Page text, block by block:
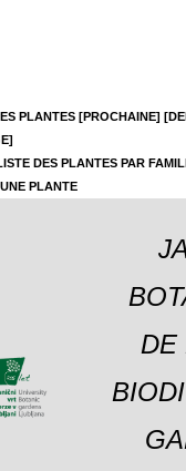
PLANTES [PROCHAINE]
DES PLANTES PAR
PLANTE
DE